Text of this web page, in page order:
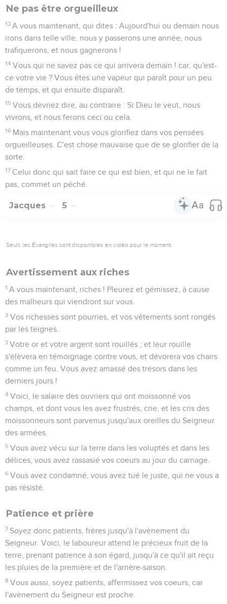
Ne pas être orgueilleux
13 A vous maintenant, qui dites : Aujourd'hui ou demain nous
irons dans telle ville, nous y passerons une année, nous
trafiquerons, et nous gagnerons !
14 Vous qui ne savez pas ce qui arrivera demain ! car, qu'est-
ce votre vie ? Vous êtes une vapeur qui paraît pour un peu
de temps, et qui ensuite disparaît.
15 Vous devriez dire, au contraire : Si Dieu le veut, nous
vivrons, et nous ferons ceci ou cela.
16 Mais maintenant vous vous glorifiez dans vos pensées
orgueilleuses. C'est chose mauvaise que de se glorifier de la
sorte.
17 Celui donc qui sait faire ce qui est bien, et qui ne le fait
pas, commet un péché.
Jacques 5
Seuls les Évangiles sont disponibles en vidéo pour le moment.
Avertissement aux riches
1 A vous maintenant, riches ! Pleurez et gémissez, à cause
des malheurs qui viendront sur vous.
2 Vos richesses sont pourries, et vos vêtements sont rongés
par les teignes.
3 Votre or et votre argent sont rouillés ; et leur rouille
s'élèvera en témoignage contre vous, et dévorera vos chairs
comme un feu. Vous avez amassé des trésors dans les
derniers jours !
4 Voici, le salaire des ouvriers qui ont moissonné vos
champs, et dont vous les avez frustrés, crie, et les cris des
moissonneurs sont parvenus jusqu'aux oreilles du Seigneur
des armées.
5 Vous avez vécu sur la terre dans les voluptés et dans les
délices, vous avez rassasié vos coeurs au jour du carnage.
6 Vous avez condamné, vous avez tué le juste, qui ne vous a
pas résisté.
Patience et prière
7 Soyez donc patients, frères jusqu'à l'avènement du
Seigneur. Voici, le laboureur attend le précieux fruit de la
terre, prenant patience à son égard, jusqu'à ce qu'il ait reçu
les pluies de la première et de l'arrière-saison.
8 Vous aussi, soyez patients, affermissez vos coeurs, car
l'avènement du Seigneur est proche.